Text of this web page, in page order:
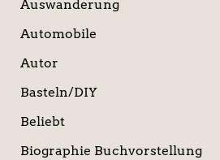
Auswanderung
Automobile
Autor
Basteln/DIY
Beliebt
Biographie Buchvorstellung